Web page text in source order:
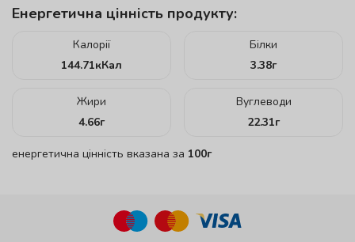
Енергетична цінність продукту:
Калорії
144.71кКал
Білки
3.38г
Жири
4.66г
Вуглеводи
22.31г
енергетична цінність вказана за 100г